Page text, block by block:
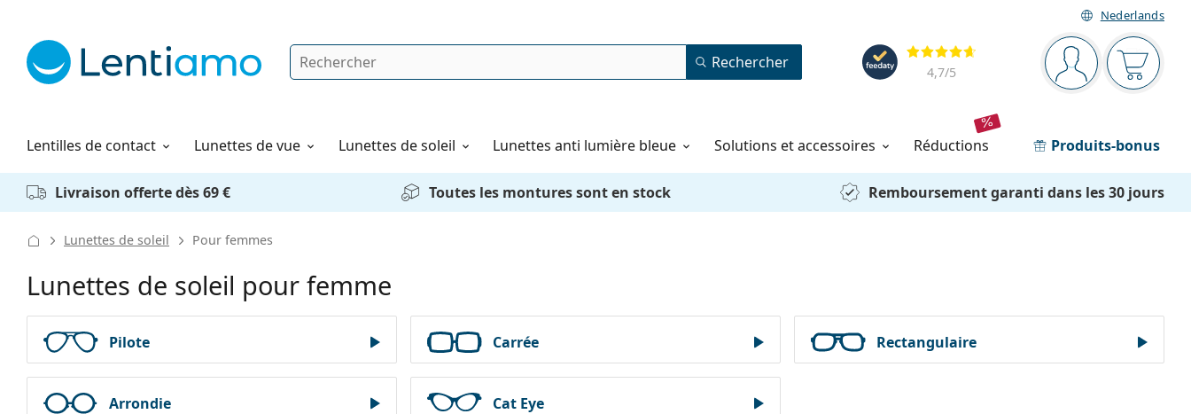
Nederlands
Barre de navigation
Vous êtesVotre
Évaluation
4,7/5
Rechercher Rechercher
Lentilles de contact
Solutions Lunettes de vue Lunettes de soleil Lunettes anti lumière bleue Solutions et accessoires réductions Produits-bonus
Comment commander
Livraison offerte dès 69 € Toutes les montures sont en stock Remboursement garanti dans les 30 jours
Lunettes de soleil Pour femmes
Lunettes de soleil pour femme
Pilote Carrée Rectangulaire
Arrondie Cat Eye